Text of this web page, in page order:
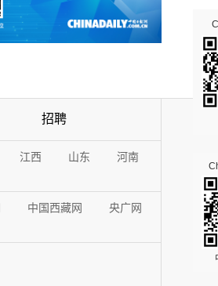
招聘
江西 山东
河南
中国西藏网
央广网